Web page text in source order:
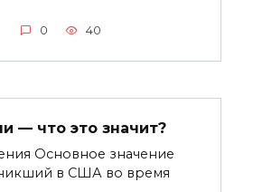
0 40
— что это значит?
Основное значение
в США во время